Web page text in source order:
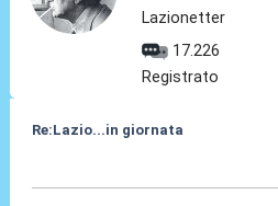
Lazionetter
17.226
Registrato
Re:Lazio...in giornata